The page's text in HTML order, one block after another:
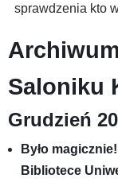
sprawdzenia kto
Saloniku
Grudzień
Było
Bibliotece